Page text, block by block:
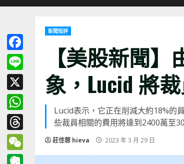
新聞短評
【美股新聞
象，Lucid 將
Lucid表示，它正在削減大約18%的
些裁員相關的費用將達到2400萬至
莊佳蓉 hieva 2023 年 3 月 29 日
Facebook
Line
X
WhatsApp
Threads
WeChat